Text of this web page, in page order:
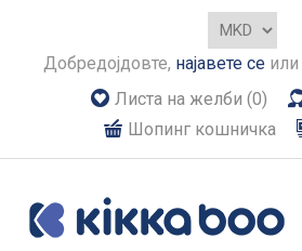
Добредојдовте, најавете се или
Листа на желби (0)
Шопинг кошничка